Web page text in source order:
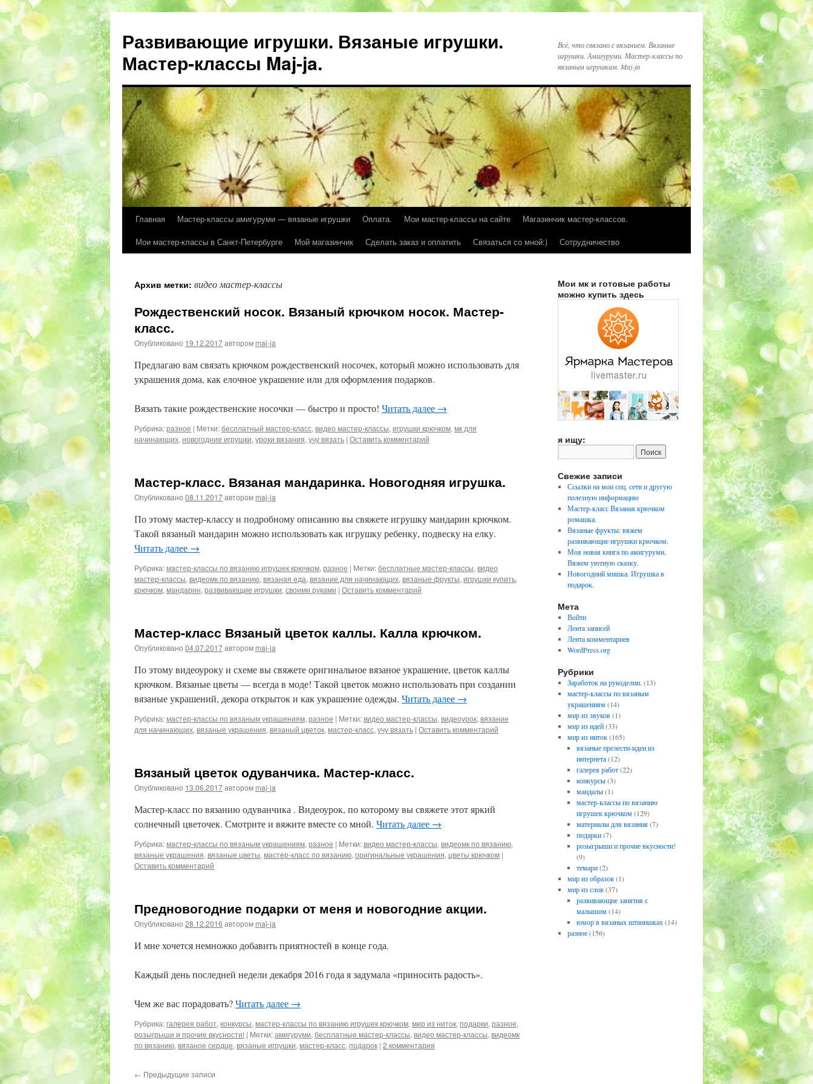
Развивающие игрушки. Вязаные игрушки.
Мастер-классы Maj-ja.
Всё, что связано с вязанием. Вязаные
игрушки. Амигуруми. Мастер-классы по
вязаным игрушкам. Maj-ja
Перейти
Главная Мастер-классы амигуруми — вязаные игрушки Оплата. Мои мастер-классы на сайте
Магазинчик мастер-классов.
Мои мастер-классы в Санкт-Петербурге
Мой магазинчик Сделать заказ и оплатить Связаться со мной:) Сотрудничество
Архив метки: видео мастер-классы
Рождественский носок. Вязаный крючком носок. Мастер-
класс.
Опубликовано 19.12.2017автором maj-ja
Предлагаю вам связать крючком рождественский носочек, который можно использовать для
украшения дома, как елочное украшение или для оформления подарков.
Вязать такие рождественские носочки — быстро и просто! Читать далее →
Рубрика:разное | Метки:бесплатный мастер-класс, видео мастер-классы, игрушки крючком, мк для
начинающих, новогодние игрушки, уроки вязания, учу вязать | Оставить комментарий
Мастер-класс. Вязаная мандаринка. Новогодняя игрушка.
Опубликовано 08.11.2017автором maj-ja
По этому мастер-классу и подробному описанию вы свяжете игрушку мандарин крючком.
Такой вязаный мандарин можно использовать как игрушку ребенку, подвеску на елку.
Читать далее →
Рубрика:мастер-классы по вязанию игрушек крючком, разное | Метки:бесплатные мастер-классы, видео
мастер-классы, видеомк по вязанию, вязаная еда, вязание для начинающих, вязаные фрукты, игрушки купить,
крючком, мандарин, развивающие игрушки, своими руками | Оставить комментарий
Мастер-класс Вязаный цветок каллы. Калла крючком.
Опубликовано 04.07.2017автором maj-ja
По этому видеоуроку и схеме вы свяжете оригинальное вязаное украшение, цветок каллы
крючком. Вязаные цветы — всегда в моде! Такой цветок можно использовать при создании
вязаные украшений, декора открыток и как украшение одежды. Читать далее →
Рубрика:мастер-классы по вязаным украшениям, разное | Метки:видео мастер-классы, видеоурок, вязание
для начинающих, вязаные украшения, вязаный цветок, мастер-класс, учу вязать | Оставить комментарий
Вязаный цветок одуванчика. Мастер-класс.
Опубликовано 13.06.2017автором maj-ja
Мастер-класс по вязанию одуванчика . Видеоурок, по которому вы свяжете этот яркий
солнечный цветочек. Смотрите и вяжите вместе со мной. Читать далее →
Рубрика:мастер-классы по вязаным украшениям, разное | Метки:видео мастер-классы, видеомк по вязанию,
вязаные украшения, вязаные цветы, мастер-класс по вязанию, оригинальные украшения, цветы крючком |
Оставить комментарий
Предновогодние подарки от меня и новогодние акции.
Опубликовано 28.12.2016 автором maj-ja
И мне хочется немножко добавить приятностей в конце года.
Каждый день последней недели декабря 2016 года я задумала «приносить радость».
Чем же вас порадовать?Читать далее →
Рубрика:галерея работ, конкурсы, мастер-классы по вязанию игрушек крючком, мир из ниток, подарки, разное,
розыгрыши и прочие вкусности! | Метки:амигуруми, бесплатные мастер-классы, видео мастер-классы, видеомк
по вязанию, вязаное сердце, вязаные игрушки, мастер-класс, подарок | 2 комментария
← Предыдущие записи
Мои мк и готовые работы
можно купить здесь
я ищу:
Свежие записи
Ссылки на мои соц. сети и другую
полезную информацию
Мастер-класс Вязаная крючком
ромашка.
Вязаные фрукты: вяжем
развивающие игрушки крючком.
Моя новая книга по амигуруми.
Вяжем уютную сказку.
Новогодний мишка. Игрушка в
подарок.
Мета
Войти
Лента записей
Лента комментариев
WordPress.org
Рубрики
Заработок на рукоделии. (13)
мастер-классы по вязаным
украшениям(14)
мир из звуков(1)
мир из идей(33)
мир из ниток(165)
вязаные прелести-идеи из
интернета(12)
галерея работ(22)
конкурсы(3)
мандалы(1)
мастер-классы по вязанию
игрушек крючком(129)
материалы для вязания(7)
подарки(7)
розыгрыши и прочие вкусности!
(9)
темари(2)
мир из образов(1)
мир из слов(37)
развивающие занятия с
малышом(14)
юмор в вязаных штанишках(14)
разное(156)